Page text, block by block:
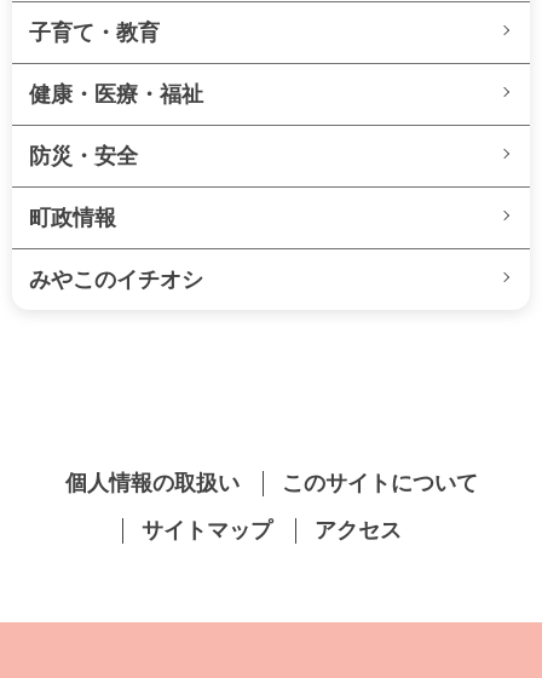
子育て・教育
健康・医療・福祉
防災・安全
町政情報
みやこのイチオシ
個人情報の取扱い
このサイトについて
サイトマップ
アクセス